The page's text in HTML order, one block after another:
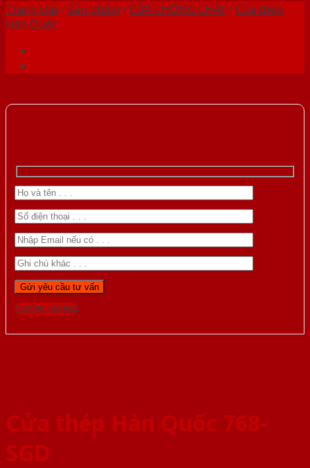
Trang chủ /Sản phẩm /CỬA CHỐNG CHÁY/Cửa thép
Hàn Quốc
Gọi 0976.169.864
Cửa thép Hàn Quốc 768-
SGD